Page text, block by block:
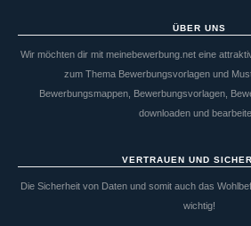
ÜBER UNS
Wir möchten dir mit meinebewerbung.net eine
zum Thema Bewerbungsvorlagen und
Bewerbungsmappen, Bewerbungsvorlagen,
downloaden und
VERTRAUEN UND
Die Sicherheit von Daten und somit auch das
wichtig!